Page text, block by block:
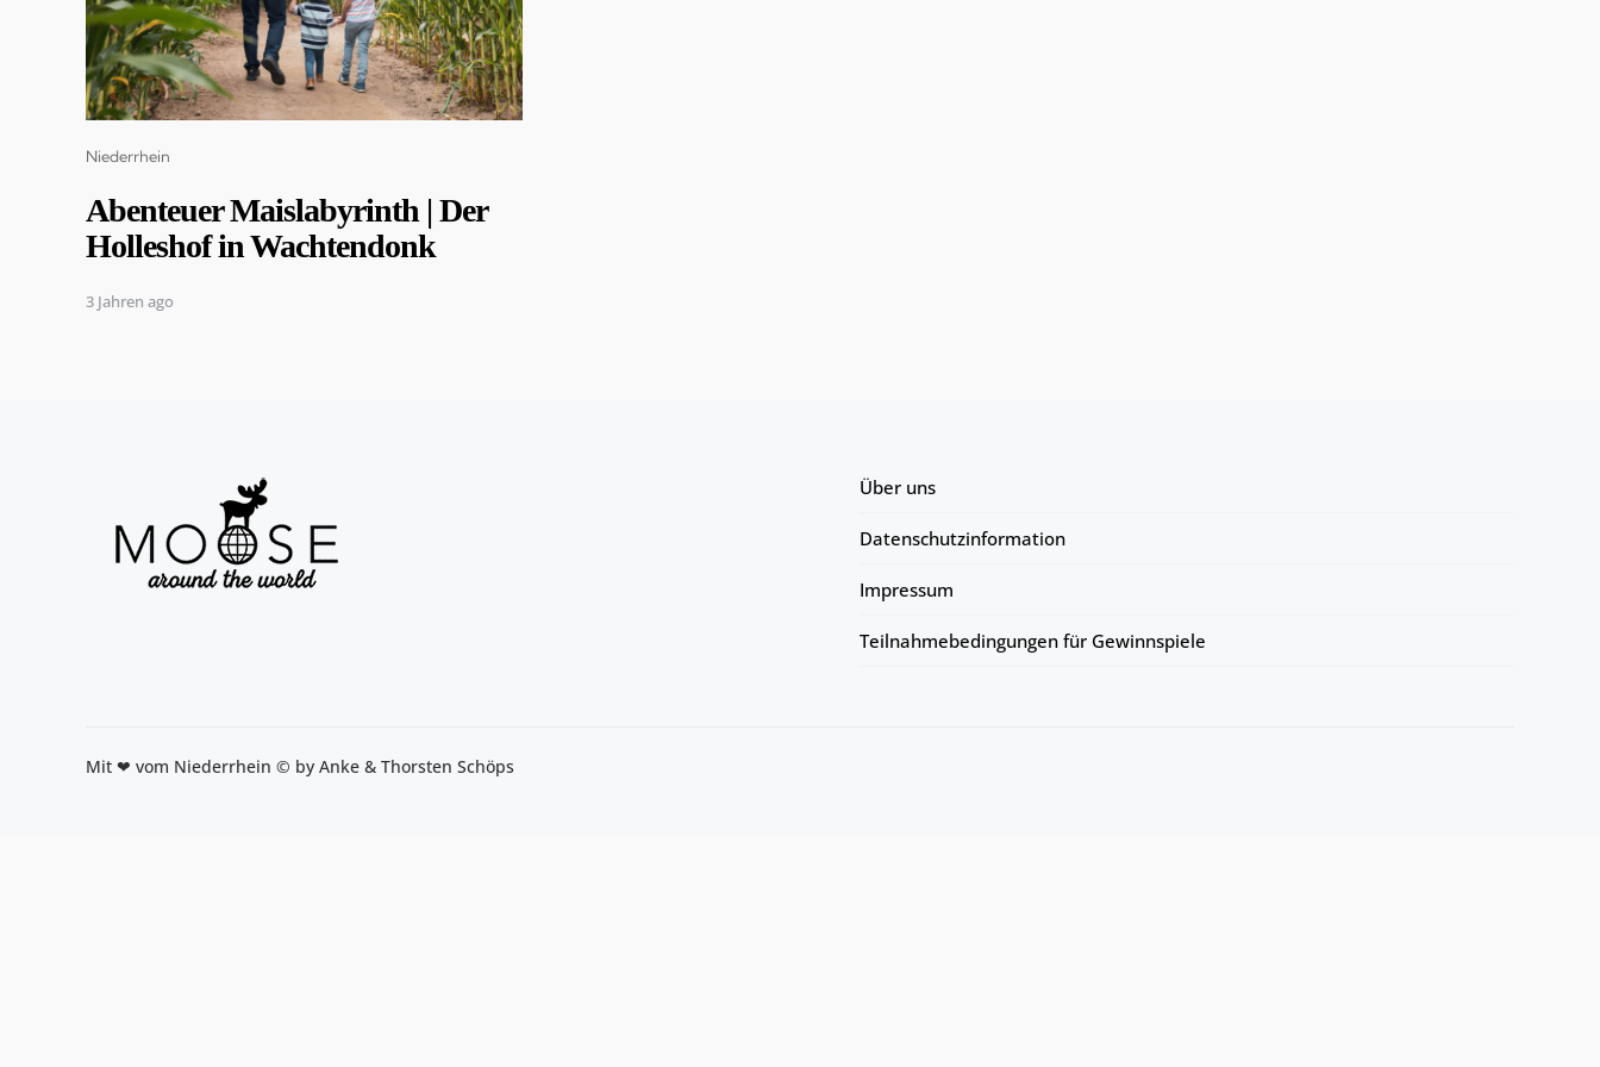
Categories
Niederrhein
Abenteuer Maislabyrinth | Der
Holleshof in Wachtendonk
3 Jahren ago
Über uns
Datenschutzinformation
Impressum
Teilnahmebedingungen für Gewinnspiele
Mit ❤ vom Niederrhein © by Anke & Thorsten Schöps